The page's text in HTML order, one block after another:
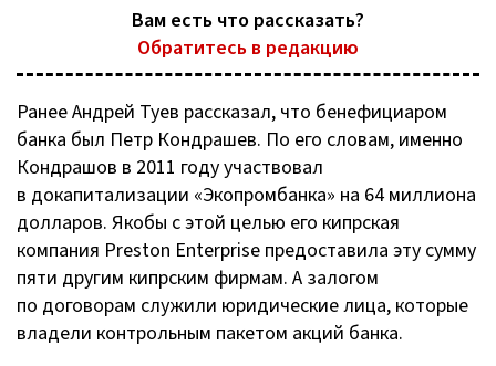
Ранее Андрей Туев рассказал, что бенефициаром
банка был Петр Кондрашев. По его словам, именно
Кондрашов в 2011 году участвовал
в докапитализации «Экопромбанка» на 64 миллиона
долларов. Якобы с этой целью его кипрская
компания Preston Enterprise предоставила эту сумму
пяти другим кипрским фирмам. А залогом
по договорам служили юридические лица, которые
владели контрольным пакетом акций банка.
Вам есть что рассказать?
Обратитесь в редакцию